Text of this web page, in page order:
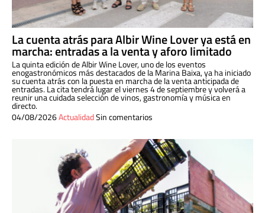
La cuenta atrás para Albir Wine Lover ya está en
marcha: entradas a la venta y aforo limitado
La quinta edición de Albir Wine Lover, uno de los eventos
enogastronómicos más destacados de la Marina Baixa, ya ha iniciado
su cuenta atrás con la puesta en marcha de la venta anticipada de
entradas. La cita tendrá lugar el viernes 4 de septiembre y volverá a
reunir una cuidada selección de vinos, gastronomía y música en
directo.
04/08/2026ActualidadSin comentarios